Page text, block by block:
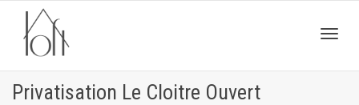
Privatisation Le Cloitre Ouvert